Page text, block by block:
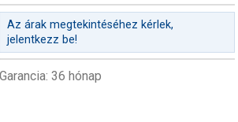
Az árak megtekintéséhez kérlek,
jelentkezz be!
Garancia: 36 hónap